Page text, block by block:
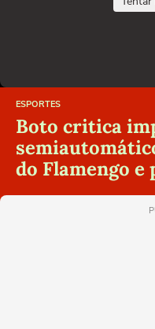
ESPORTES
Boto critica
do Flamengo e